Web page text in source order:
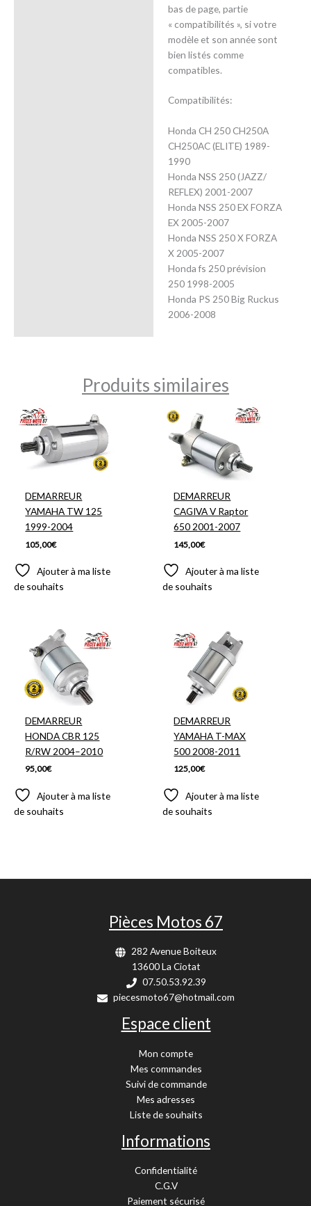
bas de page, partie
« compatibilités », si votre
modèle et son année sont
bien listés comme
compatibles.
Compatibilités:
Honda CH 250 CH250A
CH250AC (ELITE) 1989-
1990
Honda NSS 250 (JAZZ/
REFLEX) 2001-2007
Honda NSS 250 EX FORZA
EX 2005-2007
Honda NSS 250 X FORZA
X 2005-2007
Honda fs 250 prévision
250 1998-2005
Honda PS 250 Big Ruckus
2006-2008
Produits similaires
DEMARREUR
YAMAHA TW 125
1999-2004
105,00€
Ajouter à ma liste
de souhaits
DEMARREUR
CAGIVA V Raptor
650 2001-2007
145,00€
Ajouter à ma liste
de souhaits
DEMARREUR
HONDA CBR 125
R/RW 2004–2010
95,00€
Ajouter à ma liste
de souhaits
DEMARREUR
YAMAHA T-MAX
500 2008-2011
125,00€
Ajouter à ma liste
de souhaits
Pièces Motos 67
282 Avenue Boiteux
13600 La Ciotat
07.50.53.92.39
piecesmoto67@hotmail.com
Espace client
Mon compte
Mes commandes
Suivi de commande
Mes adresses
Liste de souhaits
Informations
Confidentialité
C.G.V
Paiement sécurisé